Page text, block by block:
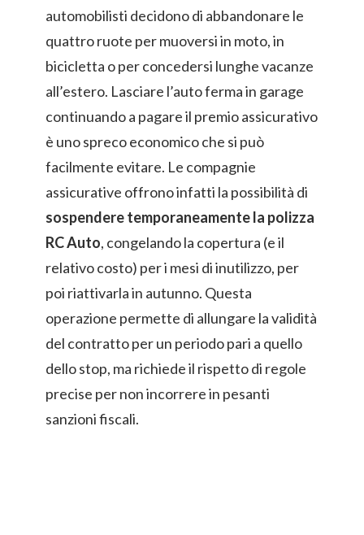
automobilisti decidono di abbandonare le
quattro ruote per muoversi in moto, in
bicicletta o per concedersi lunghe vacanze
all’estero. Lasciare l’auto ferma in garage
continuando a pagare il premio assicurativo
è uno spreco economico che si può
facilmente evitare. Le compagnie
assicurative offrono infatti la possibilità di
sospendere temporaneamente la polizza
RC Auto, congelando la copertura (e il
relativo costo) per i mesi di inutilizzo, per
poi riattivarla in autunno. Questa
operazione permette di allungare la validità
del contratto per un periodo pari a quello
dello stop, ma richiede il rispetto di regole
precise per non incorrere in pesanti
sanzioni fiscali.